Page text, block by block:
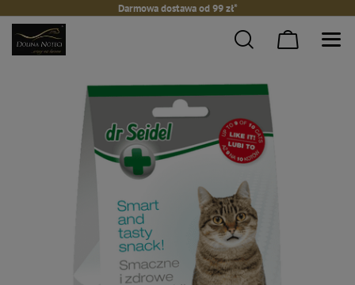
Darmowa dostawa od 99 zł*